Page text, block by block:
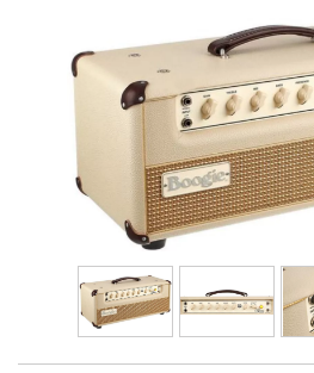
Sintetizadores & samplers
Auriculares
DJ